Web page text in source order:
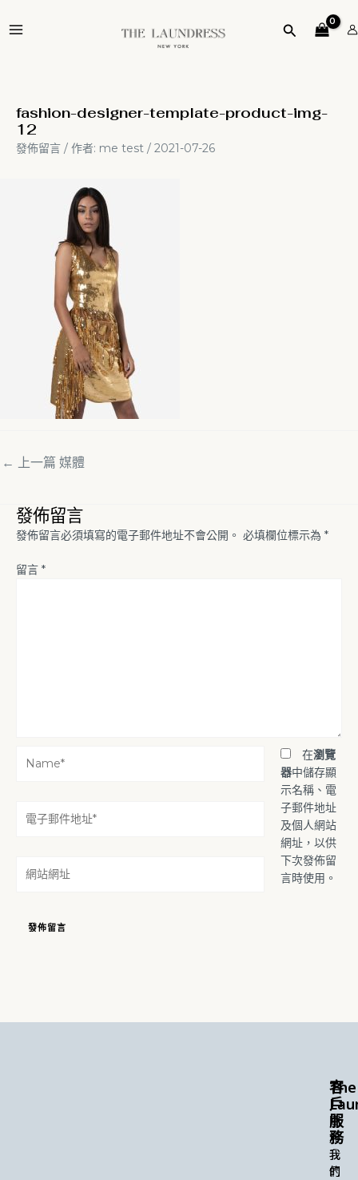
至
搜
fashion-designer-template-product-img-
12
發佈留言 / 作者: me test / 2021-07-26
navigation
← 上一篇 媒體
發佈留言
發佈留言必須填寫的電子郵件地址不會公開。 必填欄位標示為 *
留言 *
地
站
在瀏覽
器中儲存顯
示名稱、電
子郵件地址
及個人網站
網址，以供
下次發佈留
言時使用。
The
關
於
我
們
客
戶
服
務
我
的